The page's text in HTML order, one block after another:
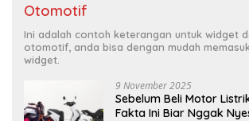
Otomotif
Ini adalah contoh keterangan untuk widget
otomotif, anda bisa dengan mudah
widget.
9 November 2025
Sebelum Beli Motor
Fakta Ini Biar Nggak